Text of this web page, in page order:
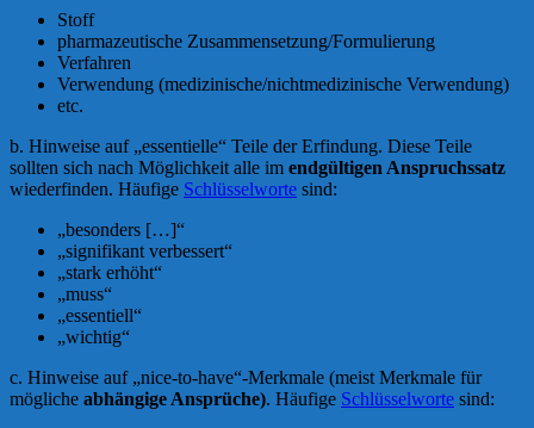
Stoff
pharmazeutische Zusammensetzung/Formulierung
Verfahren
Verwendung (medizinische/nichtmedizinische Verwendung)
etc.
b. Hinweise auf „essentielle“ Teile der Erfindung. Diese Teile
sollten sich nach Möglichkeit alle im endgültigen Anspruchssatz
wiederfinden. Häufige Schlüsselworte sind:
„besonders […]“
„signifikant verbessert“
„stark erhöht“
„muss“
„essentiell“
„wichtig“
c. Hinweise auf „nice-to-have“-Merkmale (meist Merkmale für
mögliche abhängige Ansprüche). Häufige Schlüsselworte sind: